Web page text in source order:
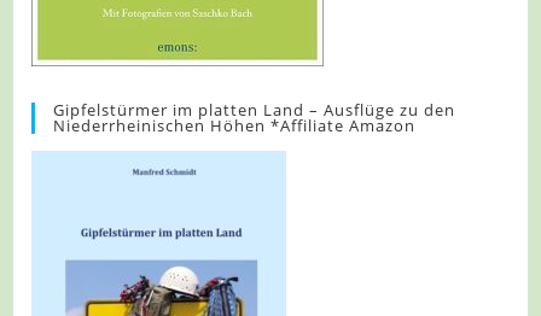
Gipfelstürmer im platten Land – Ausflüge zu den
Niederrheinischen Höhen *Affiliate Amazon